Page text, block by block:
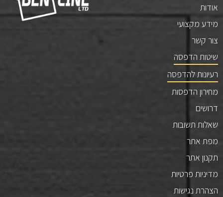
אודות
מידע מקצועי
צור קשר
שיטות הדפסה
רעיונות להדפסה
מחירון הדפסות
דרושים
שאלות תשובות
מפת אתר
תקנון אתר
מדיניות פרטיות
הצהרת נגישות